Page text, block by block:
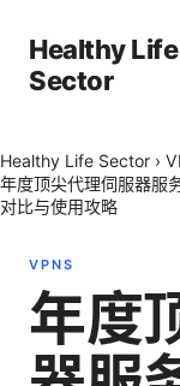
Healthy Life
Sector
Healthy Life Sector ›
年度顶尖代理伺服器服
对比与使用攻略
VPNS
年度